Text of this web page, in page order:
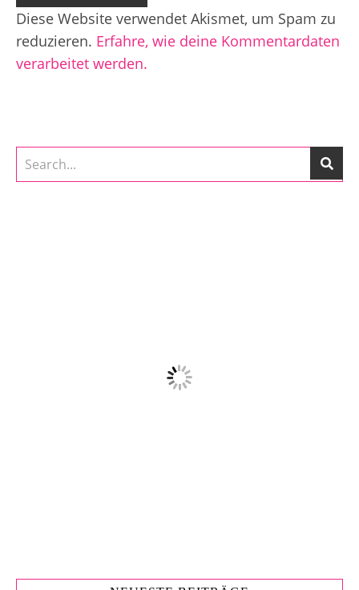
Diese Website verwendet Akismet, um Spam zu
reduzieren. Erfahre, wie deine Kommentardaten
verarbeitet werden.